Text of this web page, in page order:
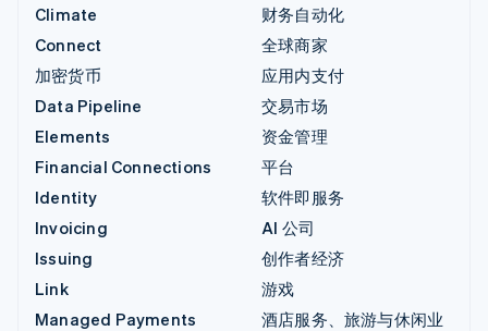
Climate
Connect
加密货币
Data Pipeline
Elements
Financial Connections
Identity
Invoicing
Issuing
Link
Managed Payments
财务自动化
全球商家
应用内支付
交易市场
资金管理
平台
软件即服务
AI 公司
创作者经济
游戏
酒店服务、旅游与休闲业